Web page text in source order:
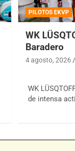
PILOTOS EKVP
WK
Baradero
4 agosto, 2026
WK
de intensa